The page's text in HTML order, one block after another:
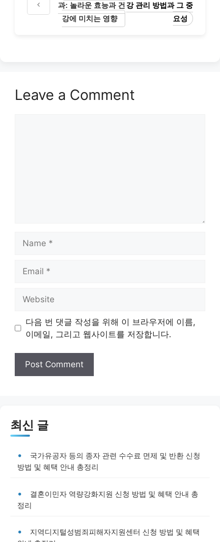
과: 놀라운 효능과 건
강에 미치는 영향
강 관리 방법과 그 중
요성
Leave a Comment
다음 번 댓글 작성을 위해 이 브라우저에 이름,
이메일, 그리고 웹사이트를 저장합니다.
최신 글
국가유공자 등의 종자 관련 수수료 면제 및 반환 신청
방법 및 혜택 안내 총정리
결혼이민자 역량강화지원 신청 방법 및 혜택 안내 총
정리
지역디지털성범죄피해자지원센터 신청 방법 및 혜택